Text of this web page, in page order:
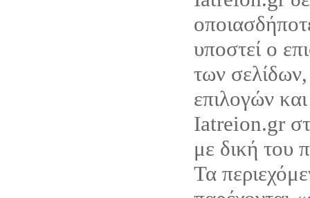
υποστεί ο
των
επιλογών
Iatreion.gr
με δική του
Τα